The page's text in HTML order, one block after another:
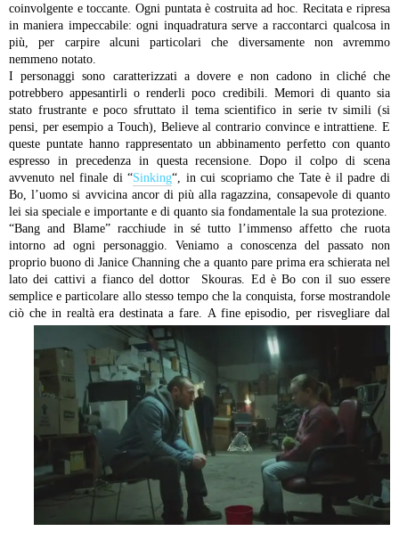
coinvolgente e toccante. Ogni puntata è costruita ad hoc. Recitata e ripresa
in maniera impeccabile: ogni inquadratura serve a raccontarci qualcosa in
più, per carpire alcuni particolari che diversamente non avremmo
nemmeno notato.
I personaggi sono caratterizzati a dovere e non cadono in cliché che
potrebbero appesantirli o renderli poco credibili.
Memori di quanto sia
stato frustrante e poco sfruttato il tema scientifico in serie tv simili (si
pensi, per esempio a Touch), Believe al contrario convince e intrattiene. E
queste puntate hanno rappresentato un abbinamento perfetto con quanto
espresso in precedenza in questa recensione.
Dopo il colpo di scena
avvenuto nel finale di “Sinking“, in cui scopriamo che Tate è il padre di
Bo, l’uomo si avvicina ancor di più alla ragazzina, consapevole di quanto
lei sia speciale e importante e di quanto sia fondamentale la sua protezione.
“Bang and Blame” racchiude in sé tutto l’immenso affetto che ruota
intorno ad ogni personaggio.
Veniamo a conoscenza del passato non
proprio buono di Janice Channing che a quanto pare prima era schierata nel
lato dei cattivi a fianco del dottor Skouras. Ed è Bo con il suo essere
semplice e particolare allo stesso tempo che la conquista, forse mostrandole
ciò che in realtà era destinata a fare.
A fine episodio, per risvegliare dal